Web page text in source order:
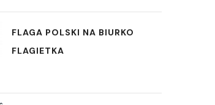
FLAGA POLSKI NA BIURKO
FLAGIETKA